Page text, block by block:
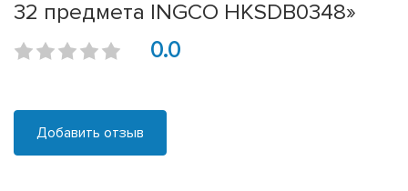
32 предмета INGCO HKSDB0348»
0.0
Добавить отзыв